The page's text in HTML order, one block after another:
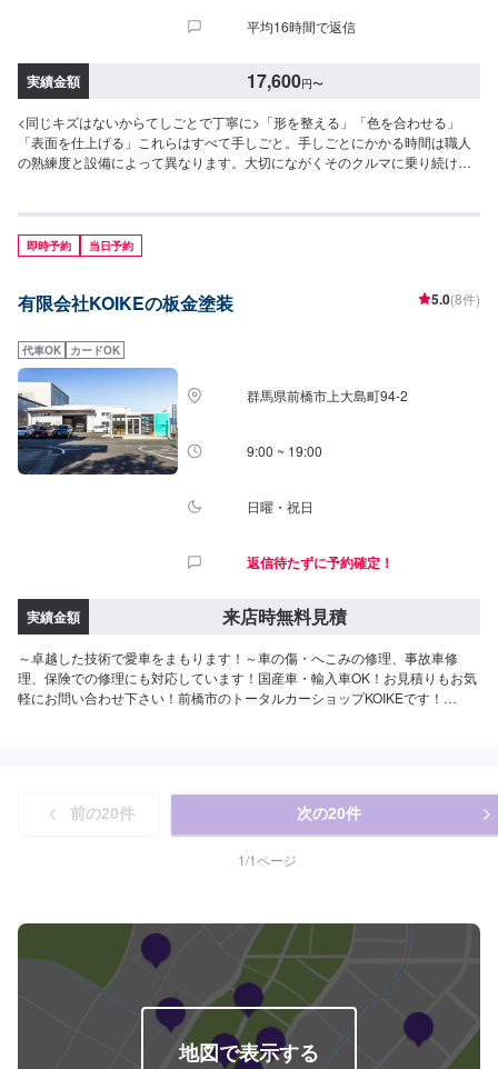
平均16時間で返信
実績金額 17,600円〜
<同じキズはないからてしごとで丁寧に>「形を整える」「色を合わせる」
「表面を仕上げる」これらはすべて手しごと。手しごとにかかる時間は職人
の熟練度と設備によって異なります。大切にながくそのクルマに乗り続ける
っかり復元することがなにより大切です。【バンパースリキズ】●国産車：予
算感17,600円〜●ベンツA/B･BMW1･VWポロなど：予算感39,600円〜●ベンツ
C･BMW3･VWゴルフなど：予算感61,600円〜●ベンツE･BMW5/6･VWパサー
円〜●ベンツG･BMWX･VWトゥアレグなど：予算感105,600円〜●ベンツ
26,400円〜●ベンツA/B･BMW1･VWポロなど：予算感52,800円〜●ベンツC･
BMW3･VWゴルフなど：予算感70,400円〜●ベンツE･BMW5/6･VWパサート
など：予算感88,000円〜●ベンツS･BMW7･Audi7/8など：予算感96,800円〜●
ベンツG･BMWX･VWトゥアレグなど：予算感114,400円〜●ベンツAMG･
BMWM･ポルシェなど：ASK【ドアへこみ】●国産車：予算感35,200円〜●ベ
ンツA/B･BMW1･VWポロなど：予算感61,600円〜●ベンツC･BMW3･VWゴル
フなど：予算感88,000円〜●ベンツE･BMW5/6･VWパサートなど：予算感
BMWX･VWトゥアレグなど：予算感114,400円〜●ベンツAMG･BMWM･ポル
などの素材（アルミパネルなど）や塗料によって大きく金額が異なります。※
ある車を大切に〜埼玉県北葛飾郡杉戸町の株式会社杉戸自動車<キズへこみは
「てしごと」>その1形を整えるその2色を合わせその3表面仕上げクルマに傷
ズに同じものはないため、全て個別のお見積もりとなることをお許しくださ
い。ご来店いただければ修理するしないは別として、しっかりご説明させて
いただきますのでお気軽に！<お見積もりは無料です。>実費での修理の場
す。<お見積もりには30〜60分程度の時間が必要です>お見積もりには30〜
60分程度の時間が必要となるため、お時間に余裕を持ってご来店ください。
なるべくお待ちいただかなくてすむよう、ご来店希望日時をお知らせいただ
ければ、お客さまご対応の準備をしてお待ち申し上げます。<営業時間・定休
即時予約 当日予約
有限会社KOIKEの板金塗装 5.0(8件)
代車OK カードOK
群馬県前橋市上大島町94-2
9:00 ~ 19:00
日曜・祝日
返信待たずに予約確定！
実績金額 来店時無料見積
～卓越した技術で愛車をまもります！～車の傷・へこみの修理、事故車修
理、保険での修理にも対応しています！国産車・輸入車OK！お見積りもお気
軽にお問い合わせ下さい！前橋市のトータルカーショップKOIKEです！
と最新設備を揃え完成度の高い修理をご提供します。国産車はもちろん、輸
入車修理もお任せください。他店に修理を断られてしまったお車でも、まず
はお気軽にご相談ください！<<多数メーカーの指定工場>>当社はダッジ・ク
ライスラー・ジープの指定工場です！アメ車の難しい修理、整備もお任せく
いいたします。自走不可の場合は予約リクエストにその旨をお書きください
ませ。-----ご来店時の注意、受付方法-----JR前橋大島駅北口から北西方向へ進
み1つ目の交差点を右に次の交差点を左に進むと右側に工場があります。駐車
スペースは事務所がございますので事務所裏の空いているスペースに駐車し
てください。事務所内に受付がいますのでメンテモで予約しましたとお伝え
ください。【定休日・営業時間】定休日：日曜日、祝日営業時間：
前の20件 次の20件
1/1ページ
地図で表示する